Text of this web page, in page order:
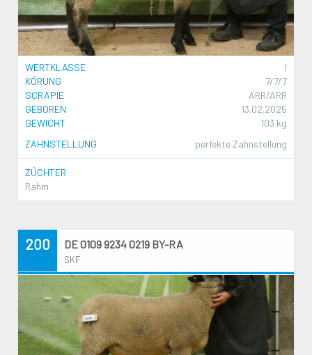
WERTKLASSE
I
KÖRUNG
7/7/7
SCRAPIE
ARR/ARR
GEBOREN
13.02.2025
GEWICHT
103 kg
ZAHNSTELLUNG
perfekte Zahnstellung
ZÜCHTER
Rahm
200 DE 0109 9234 0219 BY-RA
SKF